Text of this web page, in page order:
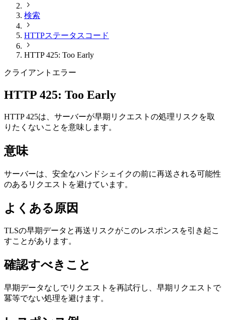
検索
HTTPステータスコード
HTTP 425: Too Early
クライアントエラー
HTTP 425: Too Early
HTTP 425は、サーバーが早期リクエストの処理リスクを取
りたくないことを意味します。
意味
サーバーは、安全なハンドシェイクの前に再送される可能性
のあるリクエストを避けています。
よくある原因
TLSの早期データと再送リスクがこのレスポンスを引き起こ
すことがあります。
確認すべきこと
早期データなしでリクエストを再試行し、早期リクエストで
冪等でない処理を避けます。